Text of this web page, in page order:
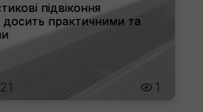
підвіконня
практичними та
1